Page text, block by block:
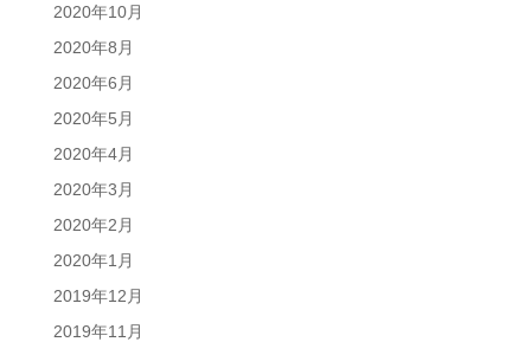
2020年10月
2020年8月
2020年6月
2020年5月
2020年4月
2020年3月
2020年2月
2020年1月
2019年12月
2019年11月